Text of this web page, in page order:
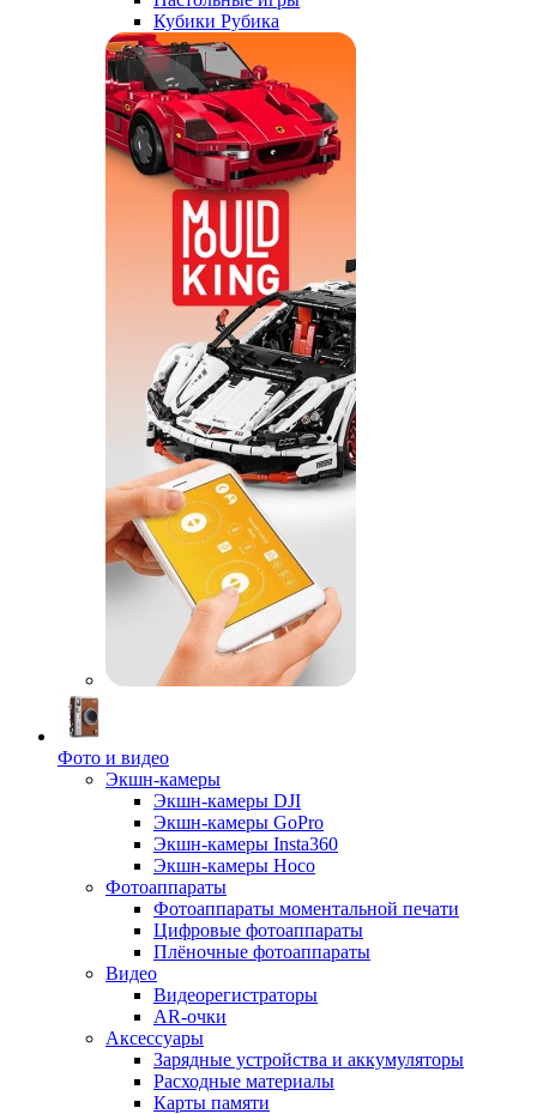
Кубики Рубика
Фото и видео
Экшн-камеры
Экшн-камеры DJI
Экшн-камеры GoPro
Экшн-камеры Insta360
Экшн-камеры Hoco
Фотоаппараты
Фотоаппараты моментальной печати
Цифровые фотоаппараты
Плёночные фотоаппараты
Видео
Видеорегистраторы
AR-очки
Аксессуары
Зарядные устройства и аккумуляторы
Расходные материалы
Карты памяти